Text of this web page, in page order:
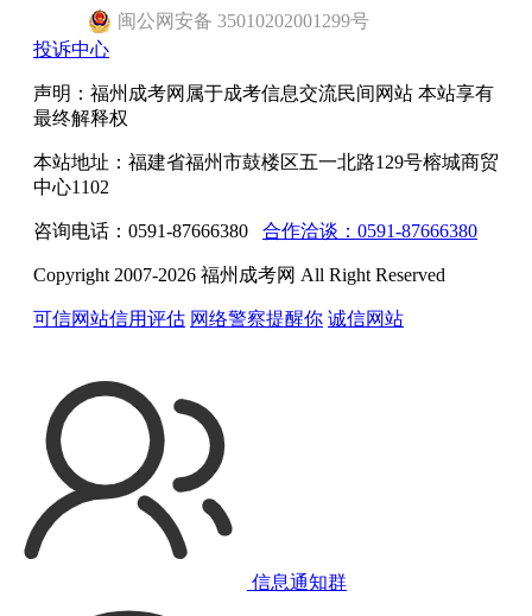
闽公网安备 35010202001299号
投诉中心
声明：福州成考网属于成考信息交流民间网站 本站享有
最终解释权
本站地址：福建省福州市鼓楼区五一北路129号榕城商贸
中心1102
咨询电话：0591-87666380 合作洽谈：0591-87666380
Copyright 2007-2026 福州成考网 All Right Reserved
可信网站信用评估 网络警察提醒你 诚信网站
信息通知群